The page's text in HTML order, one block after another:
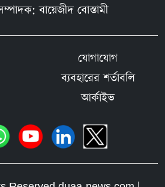
বায়েজীদ বোস্তামী
যোগাযোগ
ব্যবহারের শর্তাবলি
আর্কাইভ